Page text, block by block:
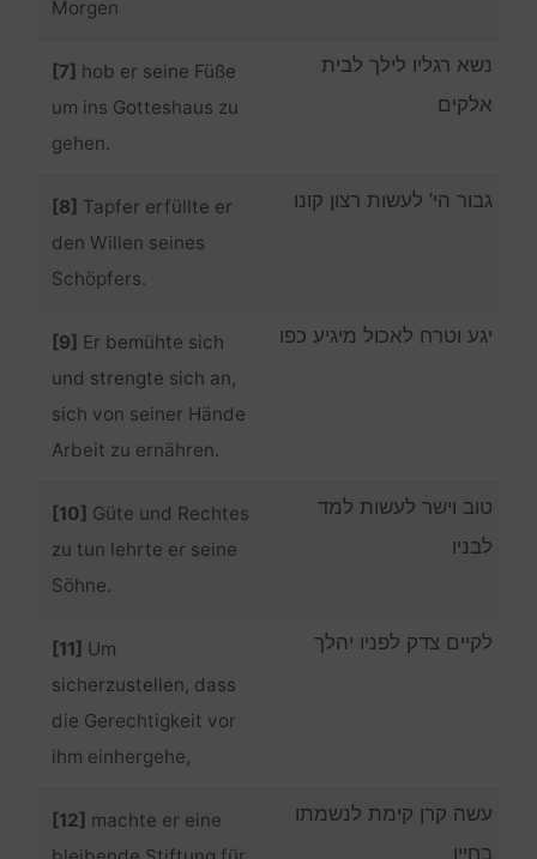
Morgen
[7] hob er seine Füße
um ins Gotteshaus zu
gehen.
נשא רגליו לילך לבית
אלקים
[8] Tapfer erfüllte er
den Willen seines
Schöpfers.
גבור הי’ לעשות רצון קונו
[9] Er bemühte sich
und strengte sich an,
sich von seiner Hände
Arbeit zu ernähren.
יגע וטרח לאכול מיגיע כפו
[10] Güte und Rechtes
zu tun lehrte er seine
Söhne.
טוב וישר לעשות למד
לבניו
[11] Um
sicherzustellen, dass
die Gerechtigkeit vor
ihm einhergehe,
לקיים צדק לפניו יהלך
[12] machte er eine
עשה קרן קימת לנשמתו
בחייו